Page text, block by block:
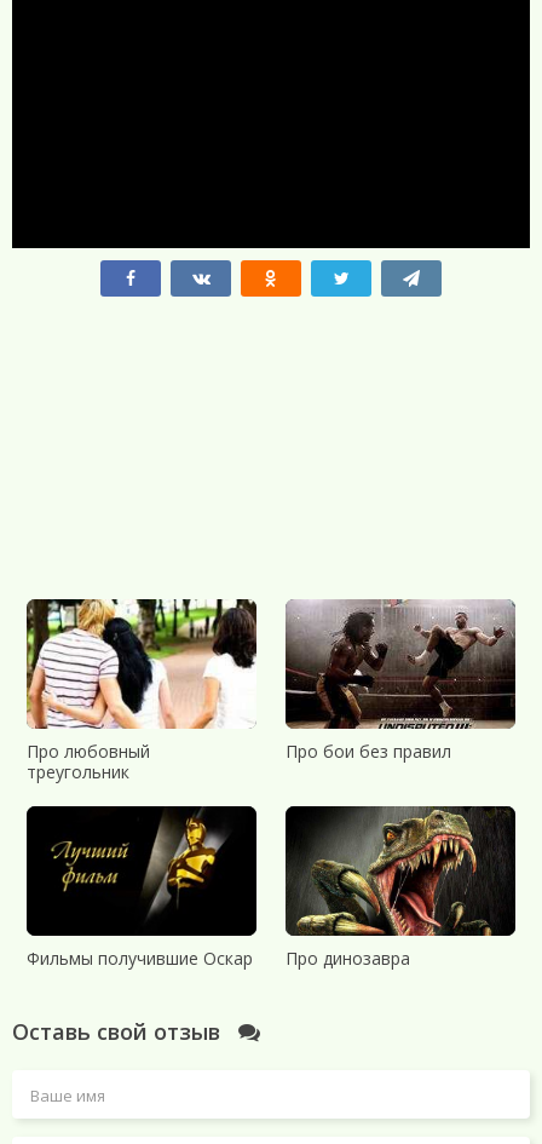
Про любовный
треугольник
Про бои без правил
Фильмы получившие Оскар Про динозавра
Оставь свой отзыв